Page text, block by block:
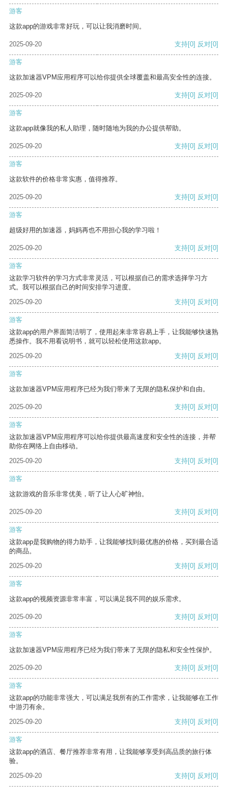
游客
这款app的游戏非常好玩，可以让我消磨时间。
2025-09-20 支持[0] 反对[0]
游客
这款加速器VPM应用程序可以给你提供全球覆盖和最高安全性的连接。
2025-09-20 支持[0] 反对[0]
游客
这款app就像我的私人助理，随时随地为我的办公提供帮助。
2025-09-20 支持[0] 反对[0]
游客
这款软件的价格非常实惠，值得推荐。
2025-09-20 支持[0] 反对[0]
游客
超级好用的加速器，妈妈再也不用担心我的学习啦！
2025-09-20 支持[0] 反对[0]
游客
这款学习软件的学习方式非常灵活，可以根据自己的需求选择学习方
式。我可以根据自己的时间安排学习进度。
2025-09-20
支持[0] 反对[0]
游客
这款app的用户界面简洁明了，使用起来非常容易上手，让我能够快速熟
悉操作。我不用看说明书，就可以轻松使用这款app。
2025-09-20
支持[0] 反对[0]
游客
这款加速器VPM应用程序已经为我们带来了无限的隐私保护和自由。
2025-09-20 支持[0] 反对[0]
游客
这款加速器VPM应用程序可以给你提供最高速度和安全性的连接，并帮
助你在网络上自由移动。
2025-09-20
支持[0] 反对[0]
游客
这款游戏的音乐非常优美，听了让人心旷神怡。
2025-09-20 支持[0] 反对[0]
游客
这款app是我购物的得力助手，让我能够找到最优惠的价格，买到最合适
的商品。
2025-09-20
支持[0] 反对[0]
游客
这款app的视频资源非常丰富，可以满足我不同的娱乐需求。
2025-09-20 支持[0] 反对[0]
游客
这款加速器VPM应用程序已经为我们带来了无限的隐私和安全性保护。
2025-09-20 支持[0] 反对[0]
游客
这款app的功能非常强大，可以满足我所有的工作需求，让我能够在工作
中游刃有余。
2025-09-20
支持[0] 反对[0]
游客
这款app的酒店、餐厅推荐非常有用，让我能够享受到高品质的旅行体
验。
2025-09-20
支持[0] 反对[0]